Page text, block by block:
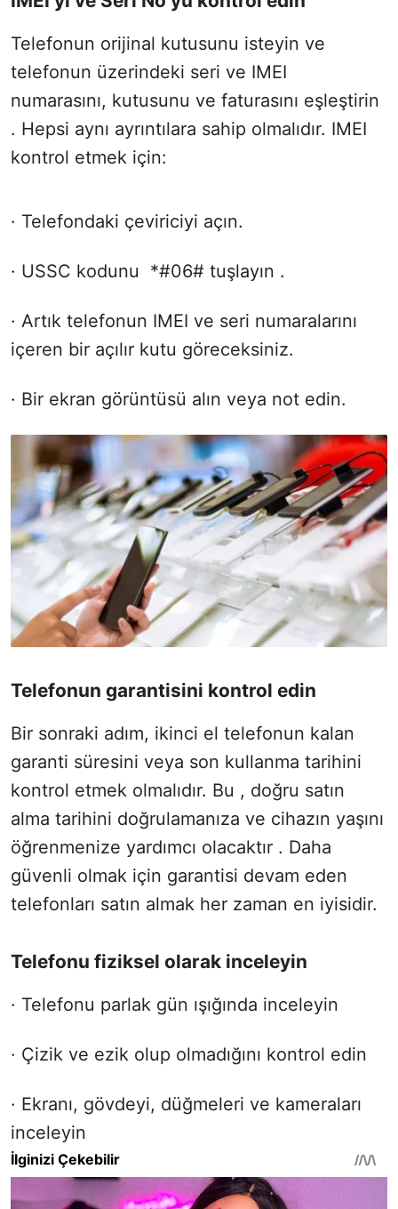
Telefonun orijinal kutusunu isteyin ve
telefonun üzerindeki seri ve IMEI
numarasını, kutusunu ve faturasını eşleştirin
. Hepsi aynı ayrıntılara sahip olmalıdır. IMEI
kontrol etmek için:
· Telefondaki çeviriciyi açın.
· USSC kodunu *#06# tuşlayın .
· Artık telefonun IMEI ve seri numaralarını
içeren bir açılır kutu göreceksiniz.
· Bir ekran görüntüsü alın veya not edin.
Telefonun garantisini kontrol edin
Bir sonraki adım, ikinci el telefonun kalan
garanti süresini veya son kullanma tarihini
kontrol etmek olmalıdır. Bu , doğru satın
alma tarihini doğrulamanıza ve cihazın yaşını
öğrenmenize yardımcı olacaktır . Daha
güvenli olmak için garantisi devam eden
telefonları satın almak her zaman en iyisidir.
Telefonu fiziksel olarak inceleyin
· Telefonu parlak gün ışığında inceleyin
· Çizik ve ezik olup olmadığını kontrol edin
· Ekranı, gövdeyi, düğmeleri ve kameraları
inceleyin